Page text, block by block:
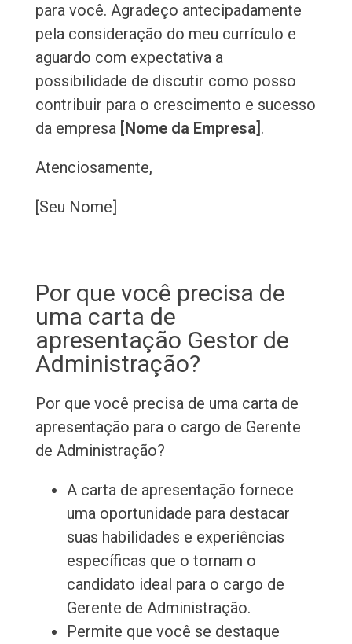
para você. Agradeço antecipadamente
pela consideração do meu currículo e
aguardo com expectativa a
possibilidade de discutir como posso
contribuir para o crescimento e sucesso
da empresa [Nome da Empresa] .
Atenciosamente,
[Seu Nome]
Por que você precisa de
uma carta de
apresentação Gestor de
Administração?
Por que você precisa de uma carta de
apresentação para o cargo de Gerente
de Administração?
A carta de apresentação fornece
uma oportunidade para destacar
suas habilidades e experiências
específicas que o tornam o
candidato ideal para o cargo de
Gerente de Administração.
Permite que você se destaque